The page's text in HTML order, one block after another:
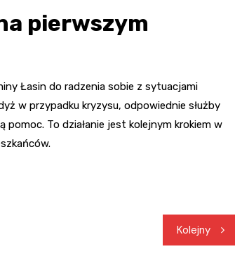
pierwszym
Łasin do radzenia sobie z sytuacjami
w przypadku kryzysu, odpowiednie służby
To działanie jest kolejnym krokiem w
Kolejny